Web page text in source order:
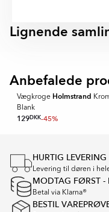
Lignende
CHARON
3
Anbefalede
Vægkroge Holmstrand
Blank
129DKK-45%
1
of
16
HURTIG LEVERING
Levering til døren i
MODTAG FØRST -
Betal via Klarna®
BESTIL